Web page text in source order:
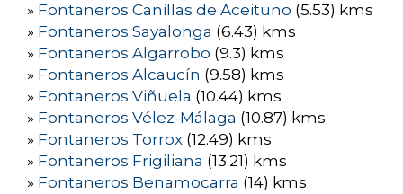
» Fontaneros Canillas de Aceituno (5.53) kms
» Fontaneros Sayalonga (6.43) kms
» Fontaneros Algarrobo (9.3) kms
» Fontaneros Alcaucín (9.58) kms
» Fontaneros Viñuela (10.44) kms
» Fontaneros Vélez-Málaga (10.87) kms
» Fontaneros Torrox (12.49) kms
» Fontaneros Frigiliana (13.21) kms
» Fontaneros Benamocarra (14) kms